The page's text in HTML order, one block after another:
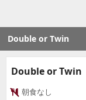
Double or Twin
Double or Twin
朝食なし